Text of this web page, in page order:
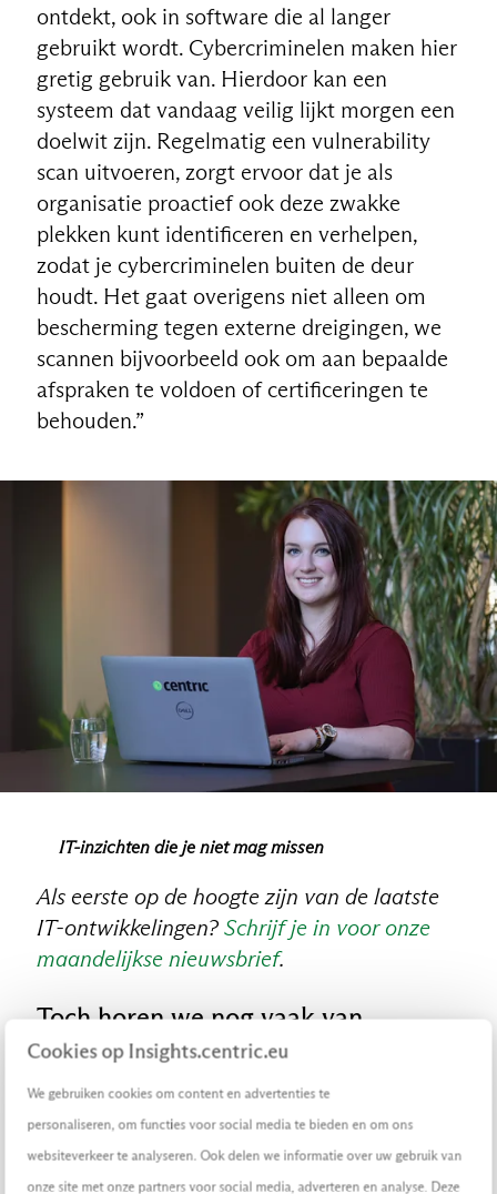
Cookies op Insights.centric.eu
We gebruiken cookies om content en advertenties te
personaliseren, om functies voor social media te bieden en om ons
websiteverkeer te analyseren. Ook delen we informatie over uw gebruik van
onze site met onze partners voor social media, adverteren en analyse. Deze
ontdekt, ook in software die al langer
gebruikt wordt. Cybercriminelen maken hier
gretig gebruik van. Hierdoor kan een
systeem dat vandaag veilig lijkt morgen een
doelwit zijn. Regelmatig een vulnerability
scan uitvoeren, zorgt ervoor dat je als
organisatie proactief ook deze zwakke
plekken kunt identificeren en verhelpen,
zodat je cybercriminelen buiten de deur
houdt. Het gaat overigens niet alleen om
bescherming tegen externe dreigingen, we
scannen bijvoorbeeld ook om aan bepaalde
afspraken te voldoen of certificeringen te
behouden.”
IT-inzichten die je niet mag missen
Als eerste op de hoogte zijn van de laatste
IT-ontwikkelingen? Schrijf je in voor onze
maandelijkse nieuwsbrief.
Toch horen we nog vaak van
bedrijven die slachtoffer worden van
een digitale inbraak of datalek. Wat
gaat er dan mis?
“Dat kan van alles zijn, van geavanceerde